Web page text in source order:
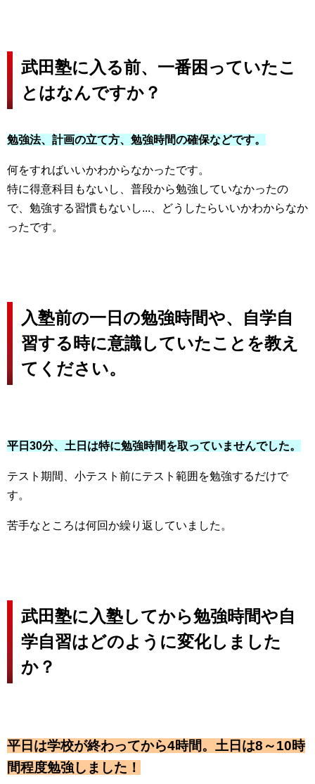
武田塾に入る前、一番困っていたこ
とはなんですか？
勉強法、計画の立て方、勉強時間の確保などです。
何をすればいいかわからなかったです。
特に得意科目もないし、普段から勉強していなかったの
で、勉強する習慣もないし...、どうしたらいいかわからなか
ったです。
入塾前の一日の勉強時間や、自学自
習する時に意識していたことを教え
てください。
平日30分、土日は特に勉強時間を取っていませんでした。
テスト期間、小テスト前にテスト範囲を勉強するだけで
す。
苦手なところは何回か繰り返していました。
武田塾に入塾してから勉強時間や自
学自習はどのように変化しました
か？
平日は学校が終わってから4時間。土日は8～10時
間程度勉強しました！